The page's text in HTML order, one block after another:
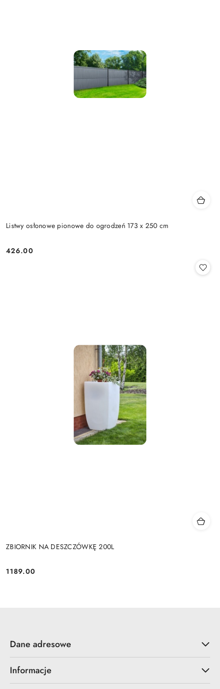
Listwy osłonowe pionowe do ogrodzeń 173 x 250 cm
Cena:
426.00
ZBIORNIK NA DESZCZÓWKĘ 200L
Cena:
1189.00
Dane adresowe
Informacje